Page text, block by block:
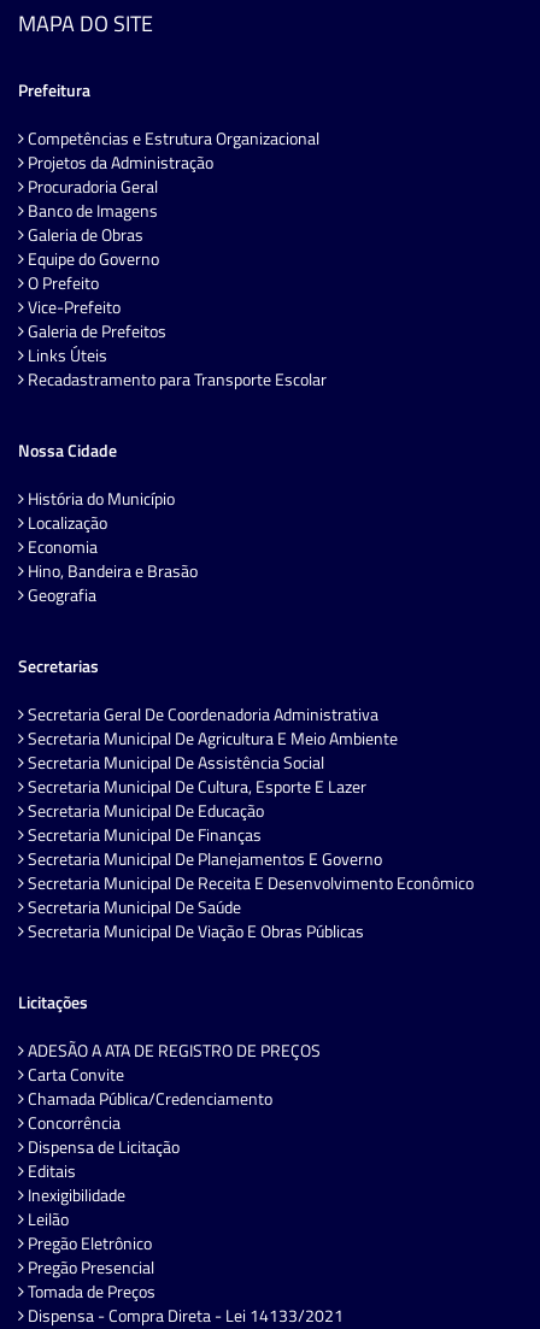
MAPA DO SITE
Prefeitura
Competências e Estrutura Organizacional
Projetos da Administração
Procuradoria Geral
Banco de Imagens
Galeria de Obras
Equipe do Governo
O Prefeito
Vice-Prefeito
Galeria de Prefeitos
Links Úteis
Recadastramento para Transporte Escolar
Nossa Cidade
História do Município
Localização
Economia
Hino, Bandeira e Brasão
Geografia
Secretarias
Secretaria Geral De Coordenadoria Administrativa
Secretaria Municipal De Agricultura E Meio Ambiente
Secretaria Municipal De Assistência Social
Secretaria Municipal De Cultura, Esporte E Lazer
Secretaria Municipal De Educação
Secretaria Municipal De Finanças
Secretaria Municipal De Planejamentos E Governo
Secretaria Municipal De Receita E Desenvolvimento Econômico
Secretaria Municipal De Saúde
Secretaria Municipal De Viação E Obras Públicas
Licitações
ADESÃO A ATA DE REGISTRO DE PREÇOS
Carta Convite
Chamada Pública/Credenciamento
Concorrência
Dispensa de Licitação
Editais
Inexigibilidade
Leilão
Pregão Eletrônico
Pregão Presencial
Tomada de Preços
Dispensa - Compra Direta - Lei 14133/2021